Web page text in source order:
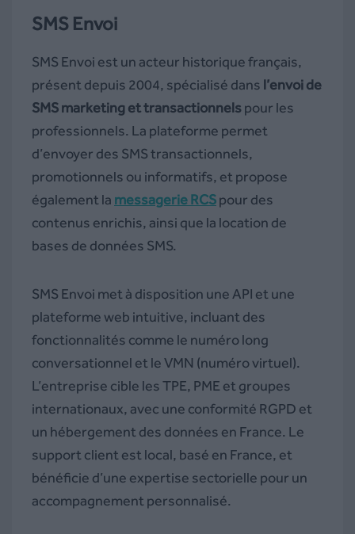
SMS Envoi
SMS Envoi est un acteur historique français,
présent depuis 2004, spécialisé dans l’envoi de
SMS marketing et transactionnelspour les
professionnels. La plateforme permet
d’envoyer des SMS transactionnels,
promotionnels ou informatifs, et propose
également la messagerie RCSpour des
contenus enrichis, ainsi que la location de
bases de données SMS.
SMS Envoi met à disposition une API et une
plateforme web intuitive, incluant des
fonctionnalités comme le numéro long
conversationnel et le VMN (numéro virtuel).
L’entreprise cible les TPE, PME et groupes
internationaux, avec une conformité RGPD et
un hébergement des données en France. Le
support client est local, basé en France, et
bénéficie d’une expertise sectorielle pour un
accompagnement personnalisé.